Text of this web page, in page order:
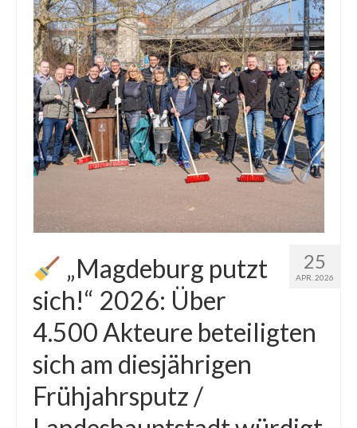
25
APR. 2026
„Magdeburg putzt
sich!“ 2026: Über
4.500 Akteure beteiligten
sich am diesjährigen
Frühjahrsputz /